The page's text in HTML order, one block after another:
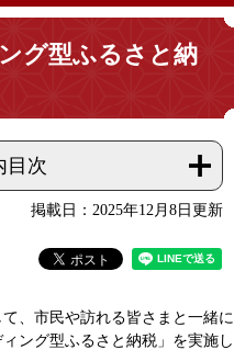
グ型ふるさと納
目次
掲載日：2025年12月8日更新
、市民や訪れる皆さまと一緒に
ング型ふるさと納税」を実施し